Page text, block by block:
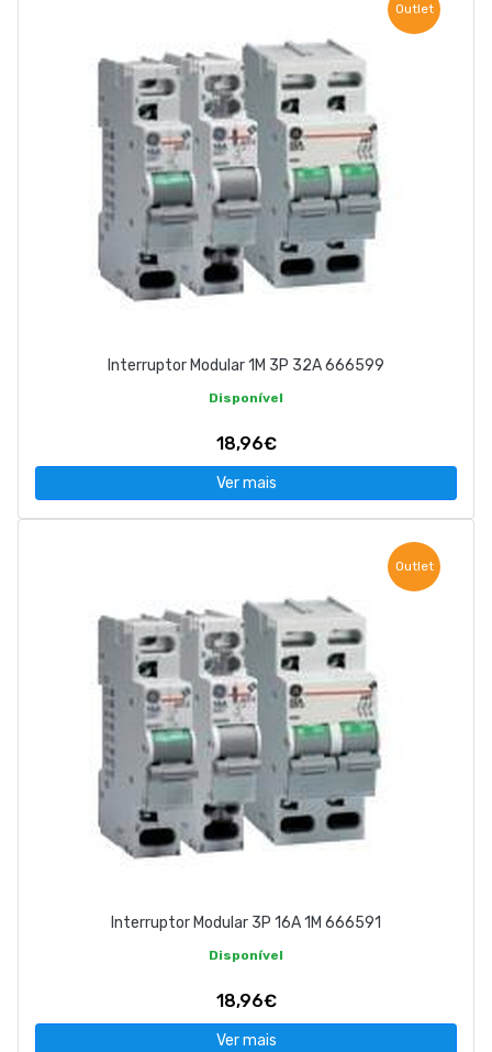
Outlet
Interruptor Modular 1M 3P 32A 666599
Disponível
18,96€
Ver mais
Outlet
Interruptor Modular 3P 16A 1M 666591
Disponível
18,96€
Ver mais